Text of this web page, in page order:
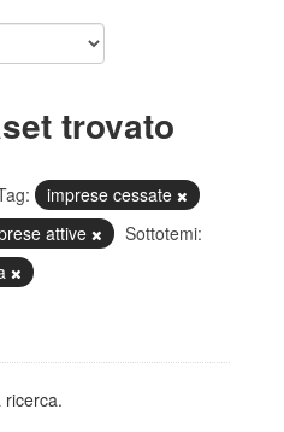
trovato
imprese cessate
attive
Sottotemi:
ricerca.